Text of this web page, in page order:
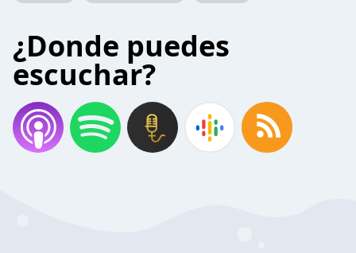
¿Donde puedes
escuchar?